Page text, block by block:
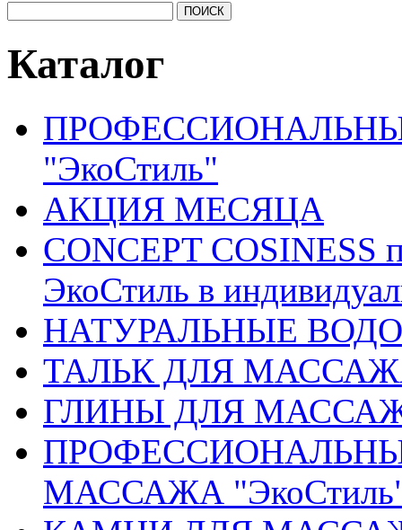
Каталог
"ЭкоСтиль"
АКЦИЯ МЕСЯЦА
CONCEPT COSINESS
ЭкоСтиль в
НАТУРАЛЬНЫЕ
ТАЛЬК ДЛЯ
ГЛИНЫ ДЛЯ
МАССАЖА